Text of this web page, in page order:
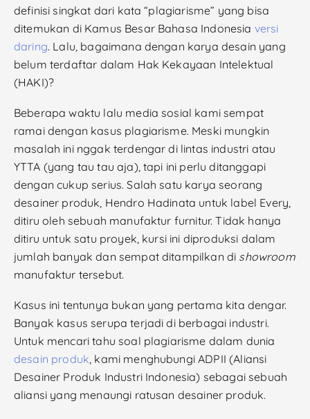
definisi singkat dari kata “plagiarisme” yang bisa
ditemukan di Kamus Besar Bahasa Indonesia versi
daring. Lalu, bagaimana dengan karya desain yang
belum terdaftar dalam Hak Kekayaan Intelektual
(HAKI)?
Beberapa waktu lalu media sosial kami sempat
ramai dengan kasus plagiarisme. Meski mungkin
masalah ini nggak terdengar di lintas industri atau
YTTA (yang tau tau aja), tapi ini perlu ditanggapi
dengan cukup serius. Salah satu karya seorang
desainer produk, Hendro Hadinata untuk label Every,
ditiru oleh sebuah manufaktur furnitur. Tidak hanya
ditiru untuk satu proyek, kursi ini diproduksi dalam
jumlah banyak dan sempat ditampilkan di showroom
manufaktur tersebut.
Kasus ini tentunya bukan yang pertama kita dengar.
Banyak kasus serupa terjadi di berbagai industri.
Untuk mencari tahu soal plagiarisme dalam dunia
desain produk, kami menghubungi ADPII (Aliansi
Desainer Produk Industri Indonesia) sebagai sebuah
aliansi yang menaungi ratusan desainer produk.